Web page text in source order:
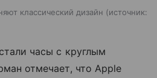
классический дизайн
источник:
часы с круглым
отмечает, что Apple